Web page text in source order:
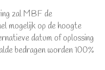
zal MBF de
mogelijk op de hoogte
datum of oplossing
bedragen worden 100%